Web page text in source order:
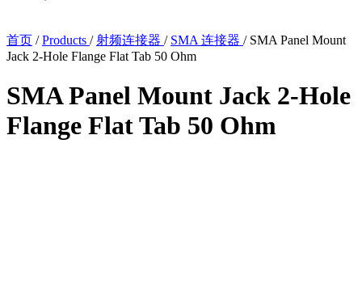
首页 / Products / 射频连接器 / SMA 连接器 / SMA Panel Mount
Jack 2-Hole Flange Flat Tab 50 Ohm
SMA Panel Mount Jack 2-Hole
Flange Flat Tab 50 Ohm